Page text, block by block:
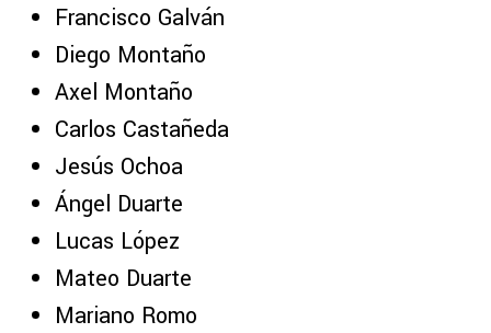
Francisco Galván
Diego Montaño
Axel Montaño
Carlos Castañeda
Jesús Ochoa
Ángel Duarte
Lucas López
Mateo Duarte
Mariano Romo